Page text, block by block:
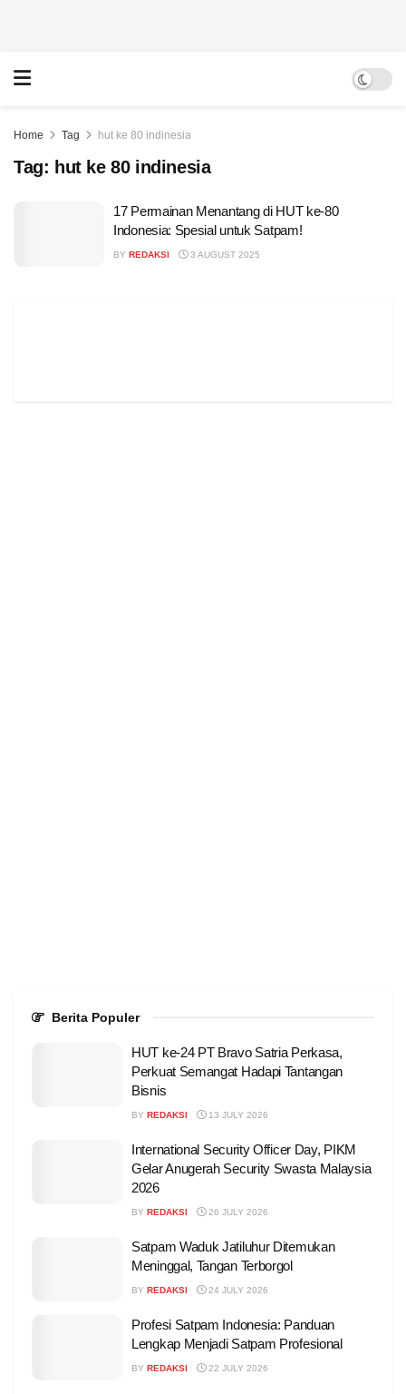
Home Tag hut ke 80 indinesia
Tag: hut ke 80 indinesia
17 Permainan Menantang di HUT ke-80
Indonesia: Spesial untuk Satpam!
BY REDAKSI 3 AUGUST 2025
Berita Populer
HUT ke-24 PT Bravo Satria Perkasa,
Perkuat Semangat Hadapi Tantangan
Bisnis
BY REDAKSI 13 JULY 2026
International Security Officer Day, PIKM
Gelar Anugerah Security Swasta Malaysia
2026
BY REDAKSI 26 JULY 2026
Satpam Waduk Jatiluhur Ditemukan
Meninggal, Tangan Terborgol
BY REDAKSI 24 JULY 2026
Profesi Satpam Indonesia: Panduan
Lengkap Menjadi Satpam Profesional
BY REDAKSI 22 JULY 2026